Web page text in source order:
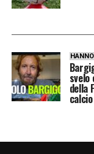
LA PLAYLIST
svelo
della
calcio